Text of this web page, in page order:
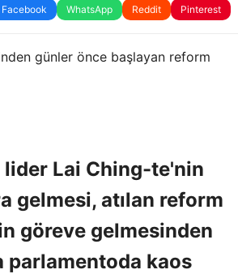
Facebook WhatsApp Reddit Pinterest
günler önce başlayan reform
lider Lai Ching-te'nin
gelmesi, atılan reform
göreve gelmesinden
parlamentoda kaos